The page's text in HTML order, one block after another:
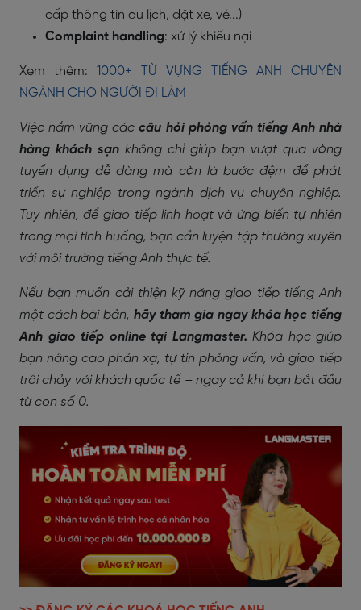
cấp thông tin du lịch, đặt xe, vé...)
Complaint handling: xử lý khiếu nại
Xem thêm: 1000+ TỪ VỰNG TIẾNG ANH CHUYÊN
NGÀNH CHO NGƯỜI ĐI LÀM
Việc nắm vững cáccâu hỏi phỏng vấn tiếng Anh nhà
hàng khách sạn không chỉ giúp bạn vượt qua vòng
tuyển dụng dễ dàng mà còn là bước đệm để phát
triển sự nghiệp trong ngành dịch vụ chuyên nghiệp.
Tuy nhiên, để giao tiếp linh hoạt và ứng biến tự nhiên
trong mọi tình huống, bạn cần luyện tập thường xuyên
với môi trường tiếng Anh thực tế.
Nếu bạn muốn cải thiện kỹ năng giao tiếp tiếng Anh
một cách bài bản, hãy tham gia ngay khóa học tiếng
Anh giao tiếp online tại Langmaster. Khóa học giúp
bạn nâng cao phản xạ, tự tin phỏng vấn, và giao tiếp
trôi chảy với khách quốc tế – ngay cả khi bạn bắt đầu
từ con số 0.